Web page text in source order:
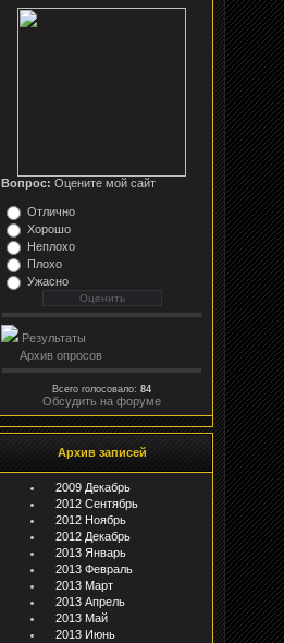
Вопрос: Оцените мой сайт
Отлично
Хорошо
Неплохо
Плохо
Ужасно
Результаты
Архив опросов
Всего голосовало: 84
Обсудить на форуме
Архив записей
2009 Декабрь
2012 Сентябрь
2012 Ноябрь
2012 Декабрь
2013 Январь
2013 Февраль
2013 Март
2013 Апрель
2013 Май
2013 Июнь